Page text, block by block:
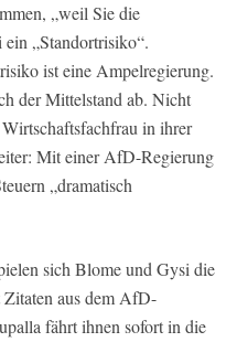
„weil Sie die
„Standortrisiko“.
ist eine Ampelregierung.
der Mittelstand ab. Nicht
in ihrer
Mit einer AfD-Regierung
„dramatisch
sich Blome und Gysi die
aus dem AfD-
fährt ihnen sofort in die